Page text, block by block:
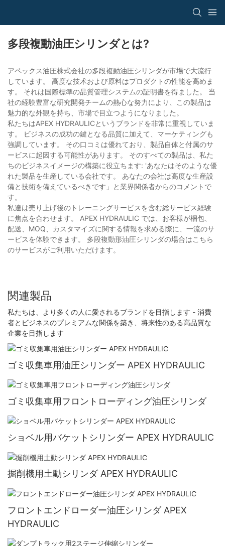
多段複動油圧シリンダとは?
アペックス油圧株式会社の多段複動油圧シリンダが市場で大流行
しています。 高度な技术および原料はプロダクトの性能を高めま
す。 それは国際標準の品質管理システムの証明書を得ました。 当
社の経験豊富な研究開発チームの熱心な努力により、この製品は
魅力的な外観を持ち、市場で目立つようになりました。
私たちはAPEX HYDRAULICというブランドを非常に重視していま
す。 ビジネスの成功の鍵となる品質に加えて、マーケティングも
強調しています。 その口コミは優れており、製品自体と付属のサ
ービスに起因する可能性があります。 そのすべての製品は、私た
ちのビジネスイメージの構築に役立ちます: 'あなたはそのような優
れた製品を生産している会社です。 あなたの会社は高度な生産設
備と技術を備えているべきです」と業界関係者からのコメントで
す。
私達は売り上げ後のトレーニングサービスを含む総サービス経験
に焦点を合わせます。 APEX HYDRAULIC では、お客様が梱包、
配送、MOQ、カスタマイズに関する情報を求める際に、一流のサ
ービスを体験できます。 多段複動形油圧シリンダの場合はこちら
のサービスがご利用いただけます。
関連製品
私たちは、より多くの人に愛されるブランドを目指します - 消費
者とビジネスのプレミアムな関係を築き、将来性のある高品質な
企業を目指します
ゴミ収集車用油圧シリンダー APEX HYDRAULIC
ゴミ収集車用フロントローディング油圧シリンダ
ショベル用バケットシリンダー APEX HYDRAULIC
掘削機用土動シリンダ APEX HYDRAULIC
フロントエンドローダー油圧シリンダ APEX
HYDRAULIC